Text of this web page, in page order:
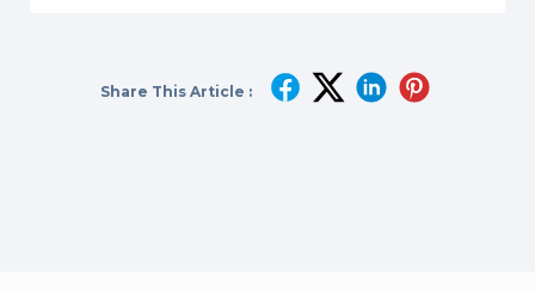
Share This Article :